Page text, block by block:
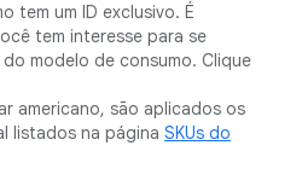
tem um ID exclusivo. É
tem interesse para se
modelo de consumo. Clique
americano, são aplicados os
listados na página SKUs do